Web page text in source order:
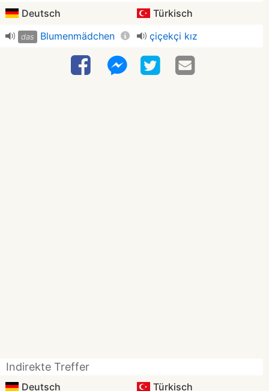
Deutsch Türkisch
das Blumenmädchen çiçekçi kız
Indirekte Treffer
Deutsch Türkisch